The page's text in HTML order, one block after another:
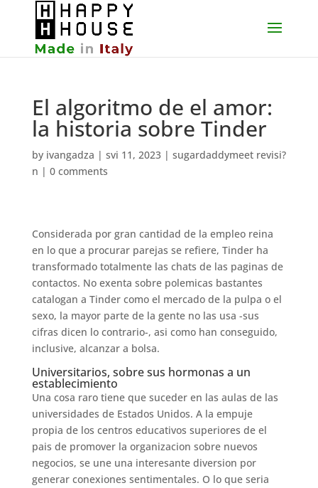
El algoritmo de el amor:
la historia sobre Tinder
by ivangadza | svi 11, 2023| sugardaddymeet revisi?
n | 0 comments
Considerada por gran cantidad de la empleo reina
en lo que a procurar parejas se refiere, Tinder ha
transformado totalmente las chats de las paginas de
contactos. No exenta sobre polemicas bastantes
catalogan a Tinder como el mercado de la pulpa o el
sexo, la mayor parte de la gente no las usa -sus
cifras dicen lo contrario-, asi­ como han conseguido,
inclusive, alcanzar a bolsa.
Universitarios, sobre sus hormonas a un
establecimiento
Una cosa raro tiene que suceder en las aulas de las
universidades de Estados Unidos. A la empuje
propia de los centros educativos superiores de el
pais de promover la organizacion sobre nuevos
negocios, se une una interesante diversion por
generar conexiones sentimentales. O lo que seri­a